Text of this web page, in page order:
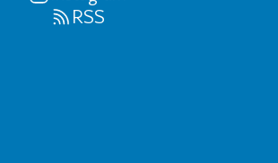
RSS